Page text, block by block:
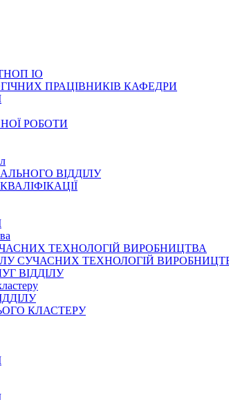
ІО
ПРАЦІВНИКІВ КАФЕДРИ
РОБОТИ
ВІДДІЛУ
ТЕХНОЛОГІЙ ВИРОБНИЦТВА
СУЧАСНИХ ТЕХНОЛОГІЙ
ВІДДІЛУ
КЛАСТЕРУ